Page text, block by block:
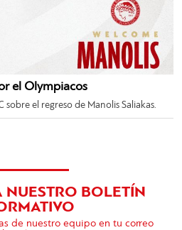
el Olympiacos
el regreso de Manolis Saliakas.
NUESTRO BOLETÍN
de nuestro equipo en tu correo